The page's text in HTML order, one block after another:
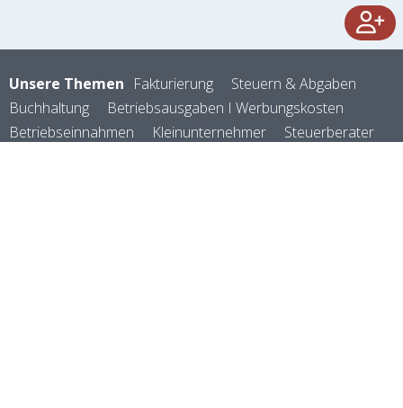
Unsere Themen Fakturierung
Steuern & Abgaben
Buchhaltung
Betriebsausgaben I Werbungskosten
Betriebseinnahmen
Kleinunternehmer
Steuerberater